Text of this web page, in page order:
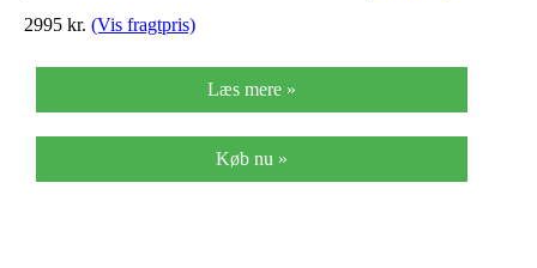
2995 kr. (Vis fragtpris)
Læs mere »
Køb nu »